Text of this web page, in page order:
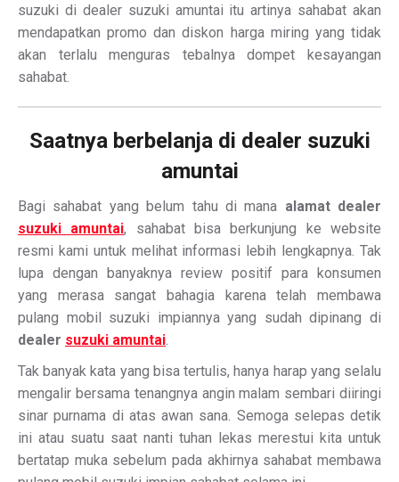
suzuki di dealer suzuki amuntai itu artinya sahabat akan
mendapatkan promo dan diskon harga miring yang tidak
akan terlalu menguras tebalnya dompet kesayangan
sahabat.
Saatnya berbelanja di dealer suzuki
amuntai
Bagi sahabat yang belum tahu di mana alamat dealer
suzuki amuntai, sahabat bisa berkunjung ke website
resmi kami untuk melihat informasi lebih lengkapnya. Tak
lupa dengan banyaknya review positif para konsumen
yang merasa sangat bahagia karena telah membawa
pulang mobil suzuki impiannya yang sudah dipinang di
dealer suzuki amuntai
Tak banyak kata yang bisa tertulis, hanya harap yang selalu
mengalir bersama tenangnya angin malam sembari diiringi
sinar purnama di atas awan sana. Semoga selepas detik
ini atau suatu saat nanti tuhan lekas merestui kita untuk
bertatap muka sebelum pada akhirnya sahabat membawa